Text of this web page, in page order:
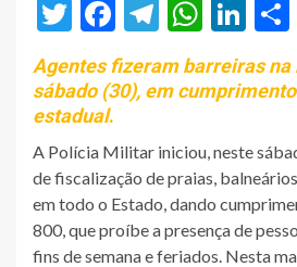
Twitter
Facebook
Telegram
Agentes fizeram barreiras na
sábado (30), em
estadual.
A Polícia Militar iniciou, neste
de fiscalização de praias,
em todo o Estado, dando
800, que proíbe a presença de
fins de semana e feriados. Nesta